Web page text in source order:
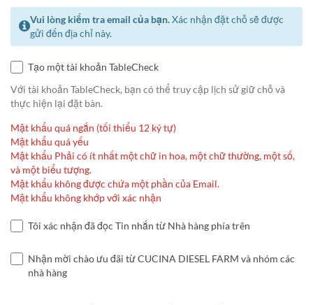
Vui lòng kiểm tra email của bạn.Xác nhận đặt chỗ sẽ được
gửi đến địa chỉ này.
Tạo một tài khoản TableCheck
Với tài khoản TableCheck, bạn có thể truy cập lịch sử giữ chỗ và
thực hiện lại đặt bàn.
Mật khẩu quá ngắn (tối thiểu 12 ký tự)
Mật khẩu quá yếu
Mật khẩu Phải có ít nhất một chữ in hoa, một chữ thường, một số,
và một biểu tượng.
Mật khẩu không được chứa một phần của Email.
Mật khẩu không khớp với xác nhận
Tôi xác nhận đã đọc Tin nhắn từ Nhà hàng phía trên
Nhận mời chào ưu đãi từ CUCINA DIESEL FARM và nhóm các
nhà hàng